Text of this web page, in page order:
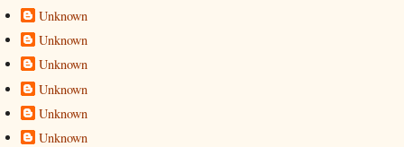
Unknown
Unknown
Unknown
Unknown
Unknown
Unknown